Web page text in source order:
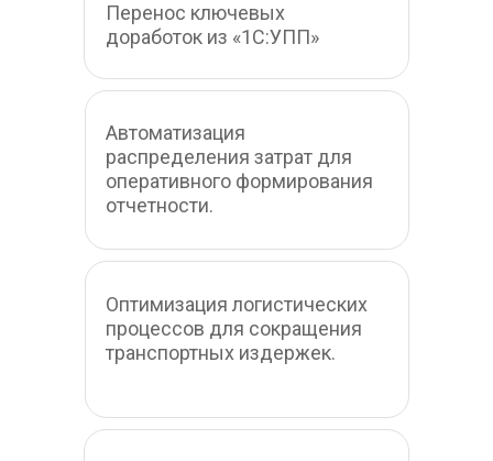
Оптимизация логистических
процессов для сокращения
транспортных издержек.
Автоматизация
распределения затрат для
оперативного формирования
отчетности.
Перенос ключевых
доработок из «1С:УПП»